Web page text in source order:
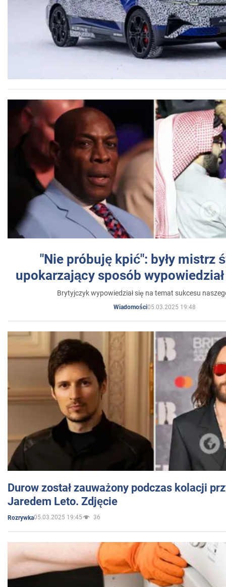
"Nie próbuję kpić": były mistrz
upokarzający sposób
Brytyjczyk wypowiedział się na temat sukcesu
Wiadomości05.03.2025 19:48
Durow został zauważony podczas kolacji
Jaredem Leto. Zdjęcie
Rozrywka05.03.2025 19:45 36